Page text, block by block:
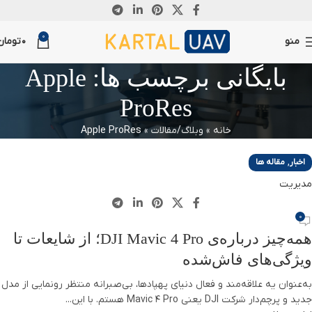
منو 0
0
بایگانی برچسب ها: Apple
ProRes
خانه » وبلاگ/مقالات»
Apple ProRes
مارس
اخبار, مقاله ها
مدیریت
0
همه‌چیز درباره‌ی DJI Mavic 4 Pro؛ از شایعات تا
ویژگی‌های فاش‌شده
به‌عنوان یه علاقه‌مند و فعال دنیای پهپادها، بی‌صبرانه منتظر رونمایی از مدل
جدید و پرچم‌دار شرکت DJI یعنی Mavic 4 Pro هستم. با این...